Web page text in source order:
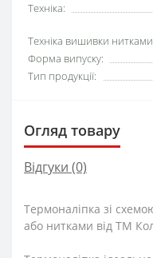
Техніка:
Техніка вишивки
Форма випуску:
Тип продукції:
Огляд товару
Відгуки (0)
Термоналіпка зі
або нитками від ТМ